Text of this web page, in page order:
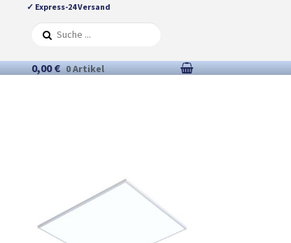
✓ Express-24 Versand
0,00 € 0 Artikel